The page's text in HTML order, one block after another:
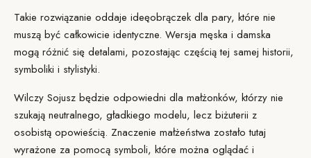
Takie rozwiązanie oddaje ideęobrączek dla pary, które nie
muszą być całkowicie identyczne. Wersja męska i damska
mogą różnić się detalami, pozostając częścią tej samej historii,
symboliki i stylistyki.
Wilczy Sojusz będzie odpowiedni dla małżonków, którzy nie
szukają neutralnego, gładkiego modelu, lecz biżuterii z
osobistą opowieścią. Znaczenie małżeństwa zostało tutaj
wyrażone za pomocą symboli, które można oglądać i